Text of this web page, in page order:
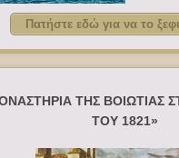
Πατήστε εδώ για να το
ΤΗΣ ΒΟΙΩΤΙΑΣ
ΤΟΥ 1821»